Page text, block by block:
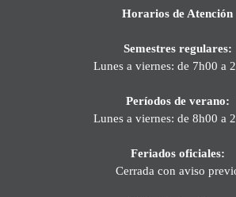
Horarios de Atención
Semestres regulares:
Lunes a viernes: de 7h00 a
Períodos de verano:
Lunes a viernes: de 8h00 a
Feriados oficiales:
Cerrada con aviso